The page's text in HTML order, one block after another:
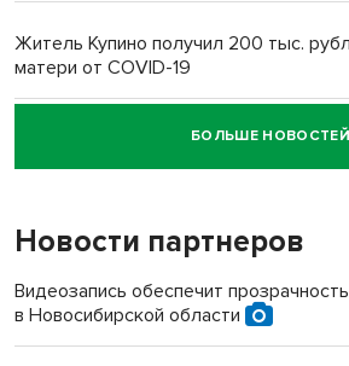
Житель Купино получил 200 тыс.
матери от COVID-19
Новосибирский суд наказал водителя
пенсионерки на вокзале
БОЛЬШЕ НОВОСТЕЙ
Новости партнеров
Видеозапись обеспечит
в Новосибирской области